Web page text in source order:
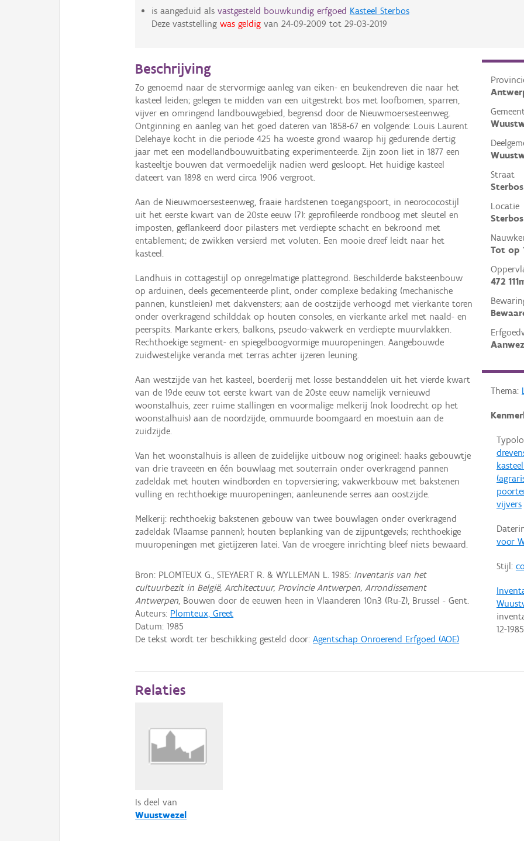
is aangeduid als vastgesteld bouwkundig erfgoed Kasteel Sterbos
Deze vaststelling was geldigvan 24-09-2009 tot 29-03-2019
Straat
Sterbos
Locatie
Tot op
472
Thema:
vijvers
voor
Stijl:
12-1985
Beschrijving
Zo genoemd naar de stervormige aanleg van eiken- en beukendreven die naar het
kasteel leiden; gelegen te midden van een uitgestrekt bos met loofbomen, sparren,
vijver en omringend landbouwgebied, begrensd door de Nieuwmoersesteenweg.
Ontginning en aanleg van het goed dateren van 1858-67 en volgende: Louis Laurent
Delehaye kocht in die periode 425 ha woeste grond waarop hij gedurende dertig
jaar met een modellandbouwuitbating experimenteerde. Zijn zoon liet in 1877 een
kasteeltje bouwen dat vermoedelijk nadien werd gesloopt. Het huidige kasteel
dateert van 1898 en werd circa 1906 vergroot.
Aan de Nieuwmoersesteenweg, fraaie hardstenen toegangspoort, in neorococostijl
uit het eerste kwart van de 20ste eeuw (?): geprofileerde rondboog met sleutel en
imposten, geflankeerd door pilasters met verdiepte schacht en bekroond met
entablement; de zwikken versierd met voluten. Een mooie dreef leidt naar het
kasteel.
Landhuis in cottagestijl op onregelmatige plattegrond. Beschilderde baksteenbouw
op arduinen, deels gecementeerde plint, onder complexe bedaking (mechanische
pannen, kunstleien) met dakvensters; aan de oostzijde verhoogd met vierkante toren
onder overkragend schilddak op houten consoles, en vierkante arkel met naald- en
peerspits. Markante erkers, balkons, pseudo-vakwerk en verdiepte muurvlakken.
Rechthoekige segment- en spiegelboogvormige muuropeningen. Aangebouwde
zuidwestelijke veranda met terras achter ijzeren leuning.
Aan westzijde van het kasteel, boerderij met losse bestanddelen uit het vierde kwart
van de 19de eeuw tot eerste kwart van de 20ste eeuw namelijk vernieuwd
woonstalhuis, zeer ruime stallingen en voormalige melkerij (nok loodrecht op het
woonstalhuis) aan de noordzijde, ommuurde boomgaard en moestuin aan de
zuidzijde.
Van het woonstalhuis is alleen de zuidelijke uitbouw nog origineel: haaks gebouwtje
van drie traveeën en één bouwlaag met souterrain onder overkragend pannen
zadeldak met houten windborden en topversiering; vakwerkbouw met bakstenen
vulling en rechthoekige muuropeningen; aanleunende serres aan oostzijde.
Melkerij: rechthoekig bakstenen gebouw van twee bouwlagen onder overkragend
zadeldak (Vlaamse pannen); houten beplanking van de zijpuntgevels; rechthoekige
muuropeningen met gietijzeren latei. Van de vroegere inrichting bleef niets bewaard.
Bron: PLOMTEUX G., STEYAERT R. & WYLLEMAN L. 1985: Inventaris van het
cultuurbezit in België, Architectuur, Provincie Antwerpen, Arrondissement
Antwerpen, Bouwen door de eeuwen heen in Vlaanderen 10n3 (Ru-Z), Brussel - Gent.
Auteurs: Plomteux, Greet
Datum:1985
De tekst wordt ter beschikking gesteld door:Agentschap Onroerend Erfgoed (AOE)
Relaties
Is deel van
Wuustwezel